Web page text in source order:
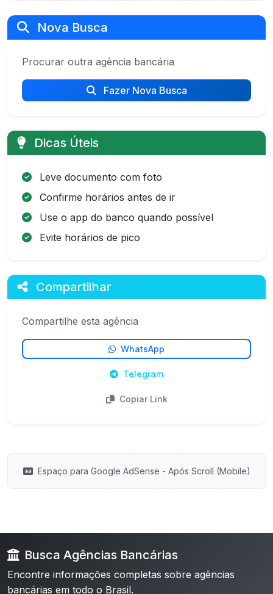
Nova Busca
Procurar outra agência bancária
Fazer Nova Busca
Dicas Úteis
Leve documento com foto
Confirme horários antes de ir
Use o app do banco quando possível
Evite horários de pico
Compartilhar
Compartilhe esta agência
WhatsApp
Telegram
Copiar Link
Espaço para Google AdSense - Após Scroll (Mobile)
Busca Agências Bancárias
Encontre informações completas sobre agências
bancárias em todo o Brasil.